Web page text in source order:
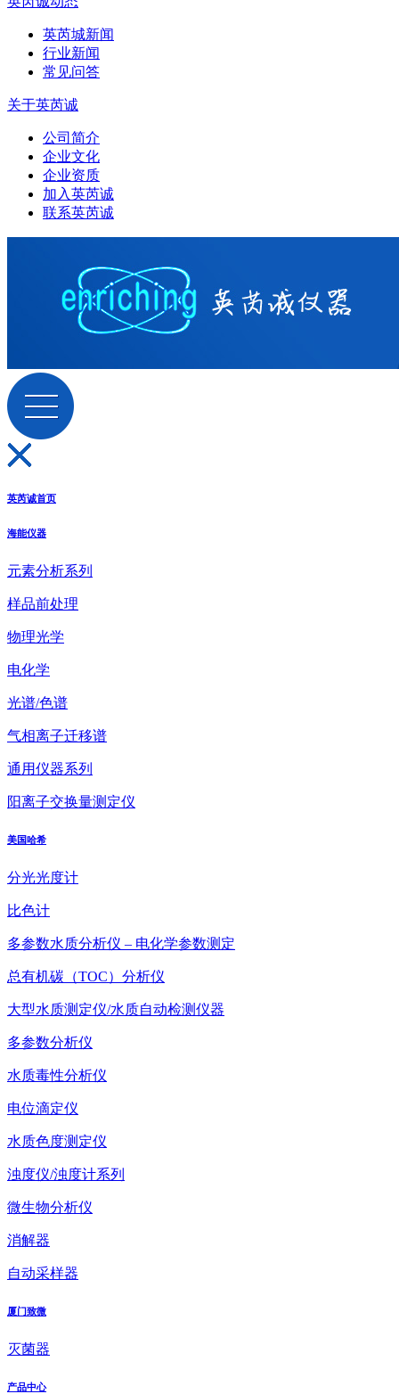
英芮城新闻
行业新闻
常见问答
关于英芮诚
公司简介
企业文化
企业资质
加入英芮诚
联系英芮诚
英芮诚首页
海能仪器
元素分析系列
样品前处理
物理光学
电化学
光谱/色谱
气相离子迁移谱
通用仪器系列
阳离子交换量测定仪
美国哈希
分光光度计
比色计
多参数水质分析仪 – 电化学参数测定
总有机碳（TOC）分析仪
大型水质测定仪/水质自动检测仪器
多参数分析仪
水质毒性分析仪
电位滴定仪
水质色度测定仪
浊度仪/浊度计系列
微生物分析仪
消解器
自动采样器
厦门致微
灭菌器
产品中心